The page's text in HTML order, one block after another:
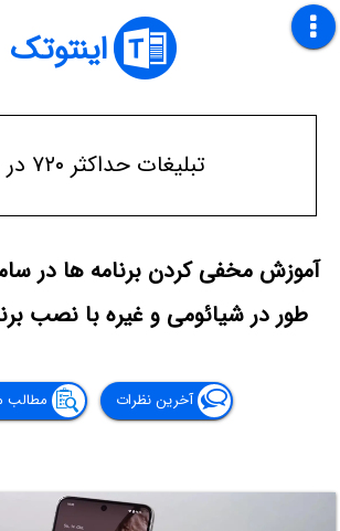
اینتوتک
تبلیغات حداکثر ۷۲۰ در ۹۰
آموزش مخفی کردن برنامه ها در
طور در شیائومی و غیره با نصب
آخرین نظرات مطالب